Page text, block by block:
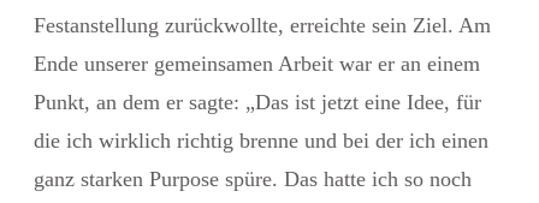
Festanstellung zurückwollte, erreichte sein Ziel. Am
Ende unserer gemeinsamen Arbeit war er an einem
Punkt, an dem er sagte: „Das ist jetzt eine Idee, für
die ich wirklich richtig brenne und bei der ich einen
ganz starken Purpose spüre. Das hatte ich so noch